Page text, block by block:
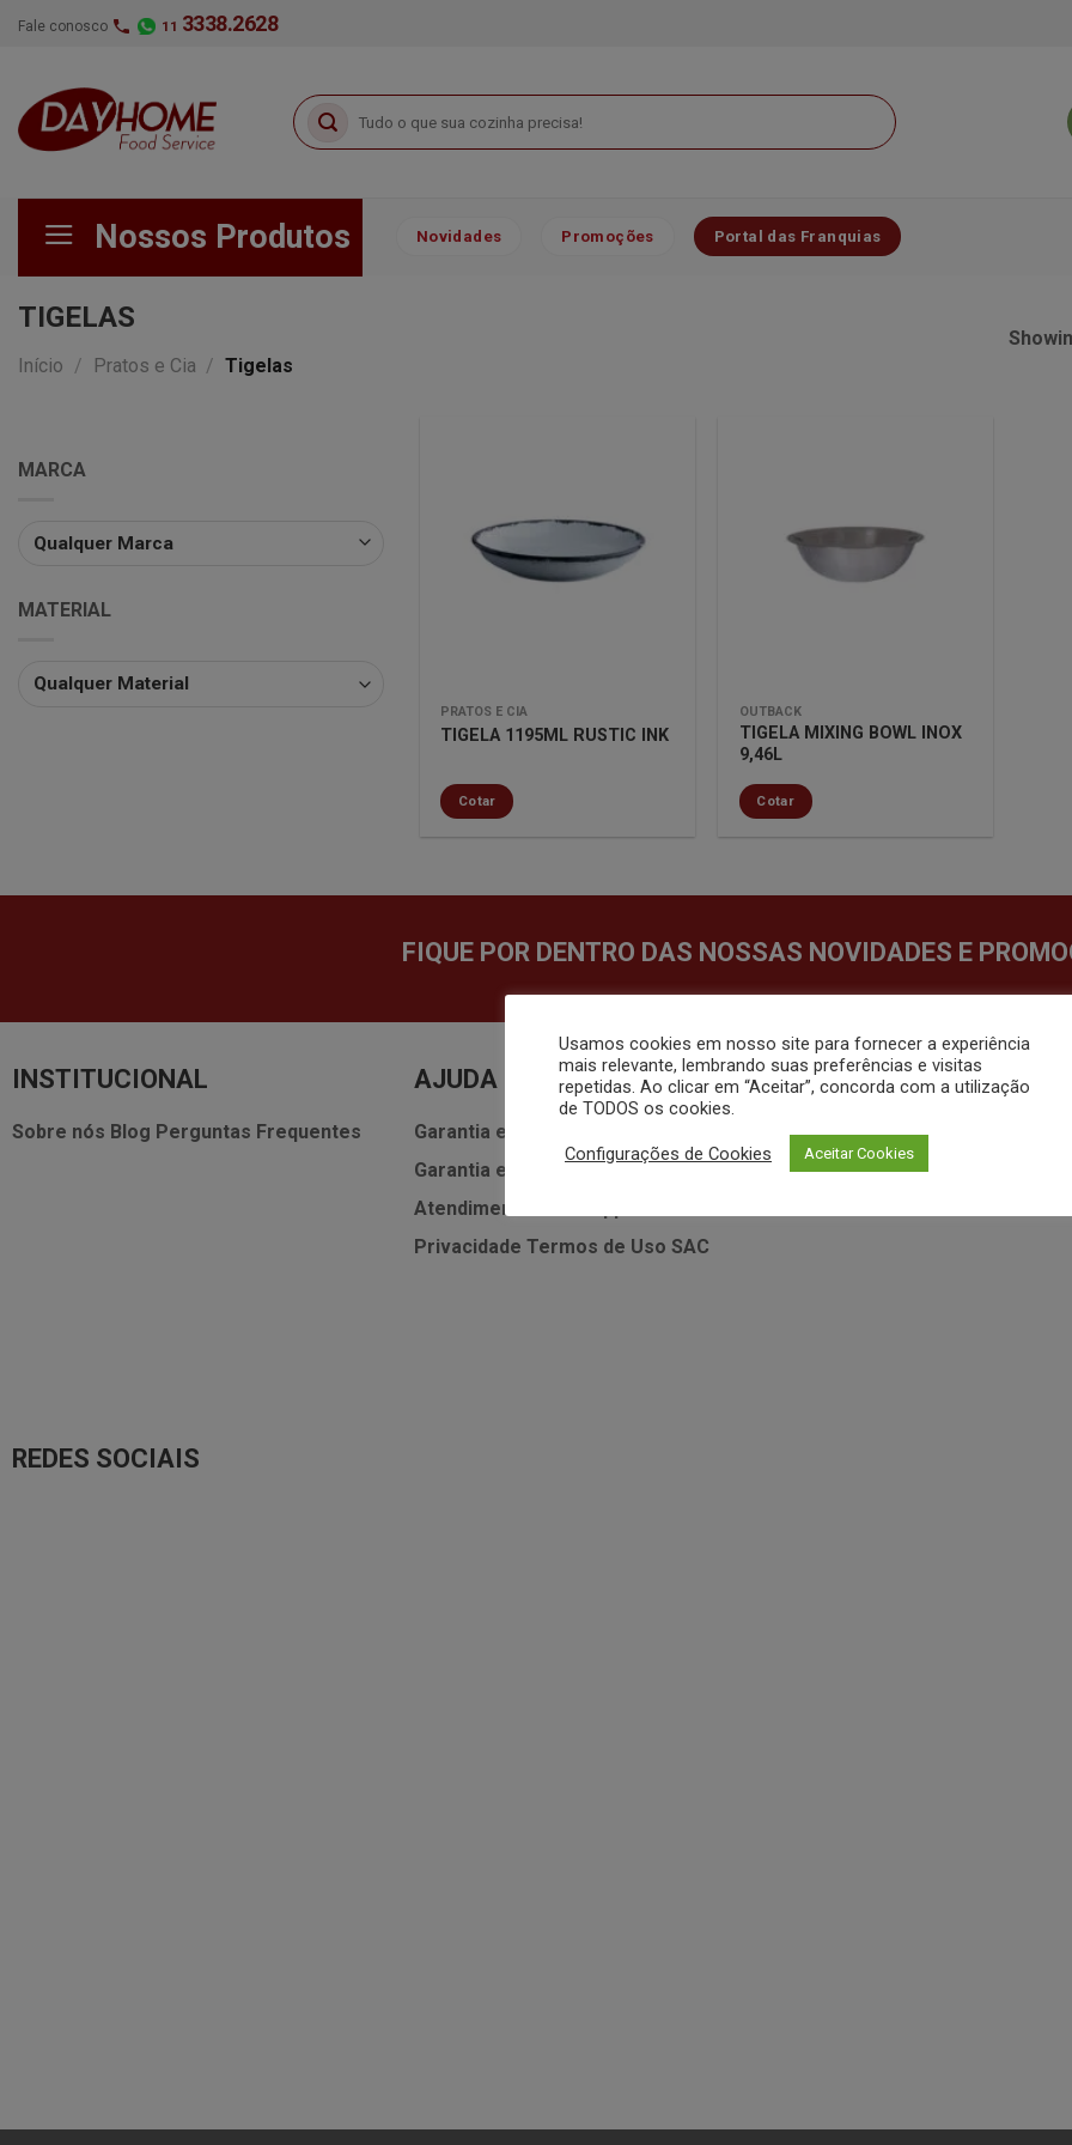
Skip
Fale conosco 11 3338.2628
Pesquisar
por:
Nossos Produtos Novidades Promoções Portal das Franquias
TIGELAS
Início / Pratos e Cia / Tigelas
MARCA
MATERIAL
Minha
lista de
desejos
PRATOS E CIA
TIGELA 1195ML RUSTIC INK
Cotar
Minha
lista de
desejos
OUTBACK
TIGELA MIXING BOWL INOX
9,46L
Cotar
FIQUE POR DENTRO DAS NOSSAS NOVIDADES E
INSTITUCIONAL
Sobre nós Blog Perguntas Frequentes
AJUDA
Garantia e Assistência Técnica • Vitamix
Garantia e Assistência Técnica • Zahav
Atendimento Whatsapp
Privacidade Termos de Uso SAC
MEUS DADOS
Minha Conta
Desejos
REDES SOCIAIS
Usamos cookies em nosso site para fornecer a experiência
mais relevante, lembrando suas preferências e visitas
repetidas. Ao clicar em “Aceitar”, concorda com a utilização
de TODOS os cookies.
Configurações de Cookies Aceitar Cookies